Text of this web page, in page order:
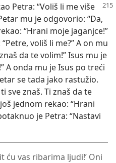
Petra: “Voliš li me više
mu je odgovorio: “Da,
“Hrani moje jaganjce!”
voliš li me?” A on mu
da te volim!” Isus mu je
A onda mu je Isus po treći
se tada jako rastužio.
sve znaš. Ti znaš da te
jednom rekao: “Hrani
je Petra: “Nastavi
ću vas ribarima ljudi!’ Oni